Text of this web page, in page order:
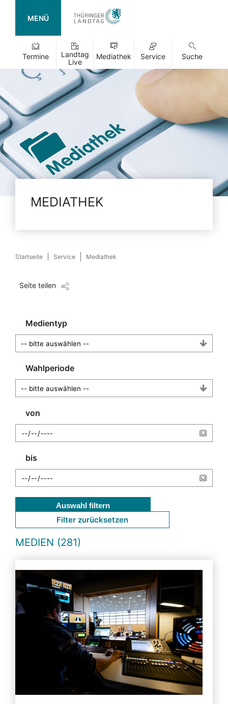
MENÜ
Termine
Landtag
Live
Mediathek Service Suche
MEDIATHEK
Startseite Service Mediathek
Seite teilen
Medientyp
Wahlperiode
von
bis
Auswahl filtern
Filter zurücksetzen
MEDIEN (281)